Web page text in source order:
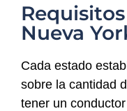
Nueva
Cada estado
sobre la cantidad
tener un